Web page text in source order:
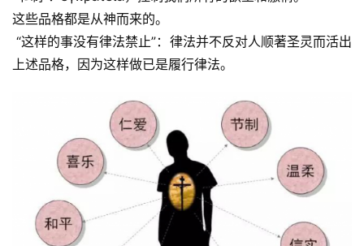
于
我
们
这些品格都是从神而来的。
“这样的事没有律法禁止”：律法并不反对人顺著圣灵而活出
上述品格，因为这样做已是履行律法。